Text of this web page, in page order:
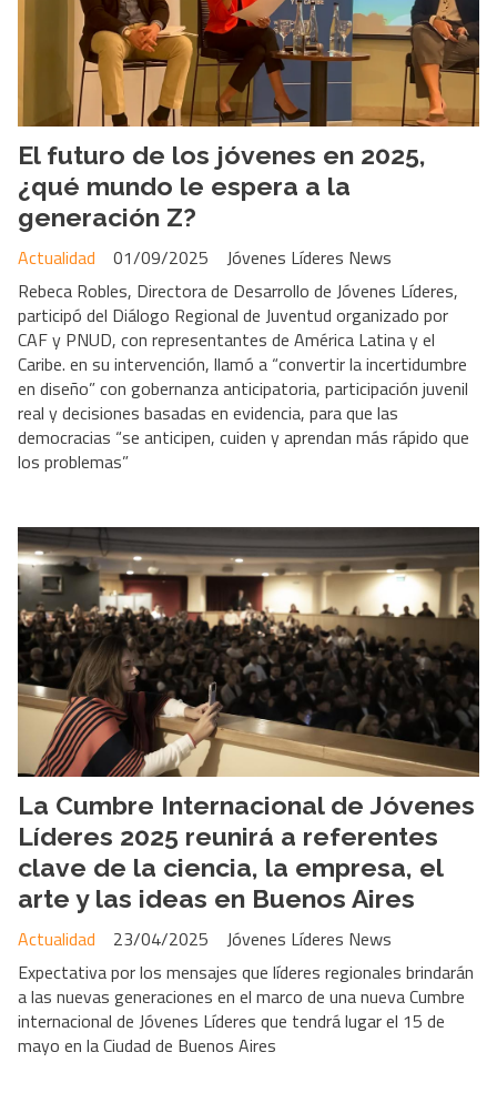
El futuro de los jóvenes en 2025,
¿qué mundo le espera a la
generación Z?
Jóvenes Líderes News
Actualidad
01/09/2025
Rebeca Robles, Directora de Desarrollo de Jóvenes Líderes,
participó del Diálogo Regional de Juventud organizado por
CAF y PNUD, con representantes de América Latina y el
Caribe. en su intervención, llamó a “convertir la incertidumbre
en diseño” con gobernanza anticipatoria, participación juvenil
real y decisiones basadas en evidencia, para que las
democracias “se anticipen, cuiden y aprendan más rápido que
los problemas”
La Cumbre Internacional de Jóvenes
Líderes 2025 reunirá a referentes
clave de la ciencia, la empresa, el
arte y las ideas en Buenos Aires
Jóvenes Líderes News
Actualidad
23/04/2025
Expectativa por los mensajes que líderes regionales brindarán
a las nuevas generaciones en el marco de una nueva Cumbre
internacional de Jóvenes Líderes que tendrá lugar el 15 de
mayo en la Ciudad de Buenos Aires